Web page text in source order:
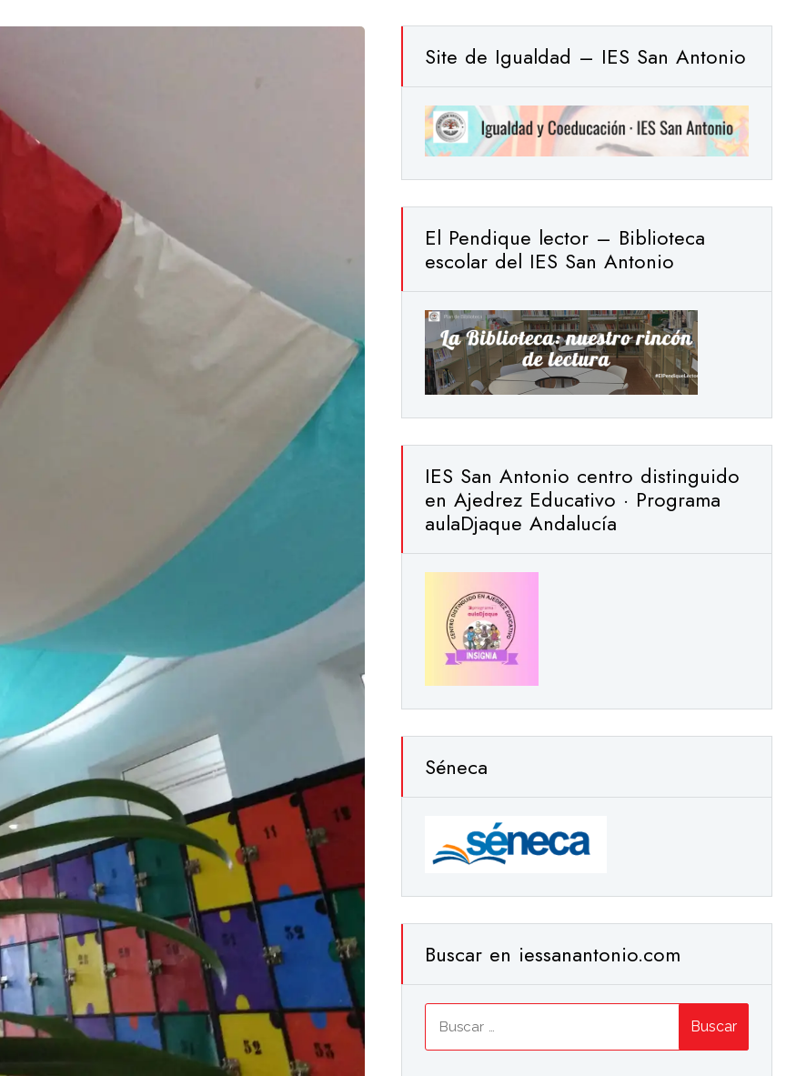
Site de Igualdad – IES San Antonio
El Pendique lector – Biblioteca
escolar del IES San Antonio
IES San Antonio centro distinguido
en Ajedrez Educativo · Programa
aulaDjaque Andalucía
Séneca
Buscar en iessanantonio.com